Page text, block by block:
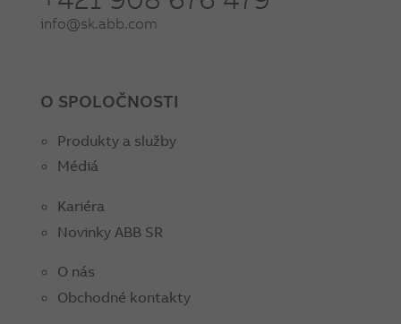
info@sk.abb.com
O SPOLOČNOSTI
Produkty a služby
Médiá
Kariéra
Novinky ABB SR
O nás
Obchodné kontakty